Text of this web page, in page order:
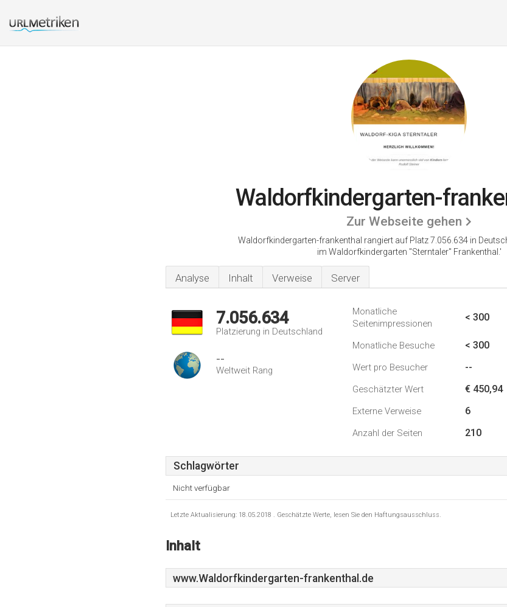
Waldorfkindergarten-
Zur Webseite gehen
Waldorfkindergarten-frankenthal rangiert auf Platz 7.056.634 in
im Waldorfkindergarten "Sterntaler" Frankenthal.'
Analyse Inhalt Verweise Server
7.056.634
Platzierung in Deutschland
--
Weltweit Rang
Monatliche
Seitenimpressionen
< 300
Monatliche Besuche < 300
Wert pro Besucher --
Geschätzter Wert € 450,94
Externe Verweise 6
Anzahl der Seiten 210
Schlagwörter
Nicht verfügbar
Letzte Aktualisierung: 18.05.2018 . Geschätzte Werte, lesen Sie den Haftungsausschluss.
Inhalt
www.Waldorfkindergarten-frankenthal.de